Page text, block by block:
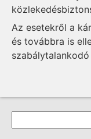
Az esetekről a
és továbbra is
Keresés űrlap